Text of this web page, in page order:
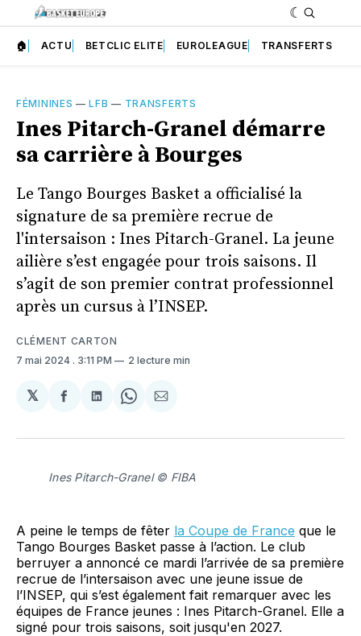
🏠 ACTU BETCLIC ELITE EUROLEAGUE TRANSFERTS
FÉMININES —LFB — TRANSFERTS
Ines Pitarch-Granel démarre
sa carrière à Bourges
Le Tango Bourges Basket a officialisé la
signature de sa première recrue de
l'intersaison : Ines Pitarch-Granel. La jeune
ailière s’est engagée pour trois saisons. Il
s’agit de son premier contrat professionnel
après un cursus à l’INSEP.
CLÉMENT CARTON
7 mai 2024 . 3:11 PM 2 lecture min
𝕏
Partager
Facebook
Partager
LinkedIn
Share
WhatsApp
Partager
Courriel
Ines Pitarch-Granel © FIBA
A peine le temps de fêter la Coupe de France que le
Tango Bourges Basket passe à l’action. Le club
berruyer a annoncé ce mardi l’arrivée de sa première
recrue de l’intersaison avec une jeune issue de
l’INSEP, qui s’est également fait remarquer avec les
équipes de France jeunes : Ines Pitarch-Granel. Elle a
signé pour trois saisons, soit jusqu'en 2027.